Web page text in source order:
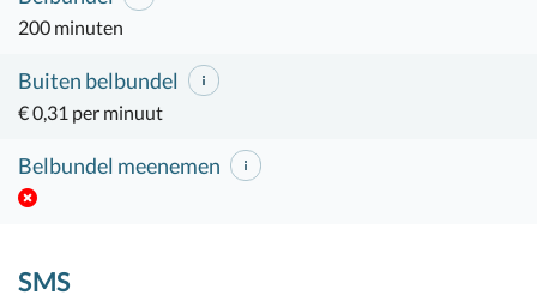
200 minuten
Buiten belbundel
€ 0,31 per minuut
Belbundel meenemen
SMS